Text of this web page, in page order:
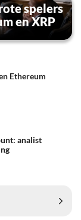
spelers
en XRP
Ethereum
analist